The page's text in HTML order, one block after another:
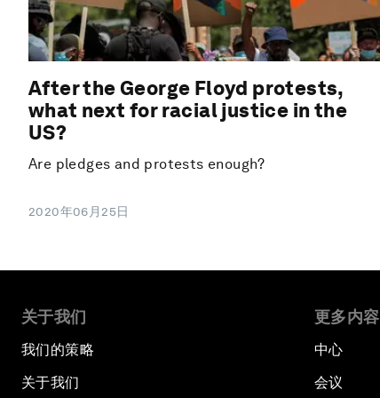
After the George Floyd protests,
what next for racial justice in the
US?
Are pledges and protests enough?
2020年06月25日
关于我们
我们的策略
关于我们
更多内容
中心
会议